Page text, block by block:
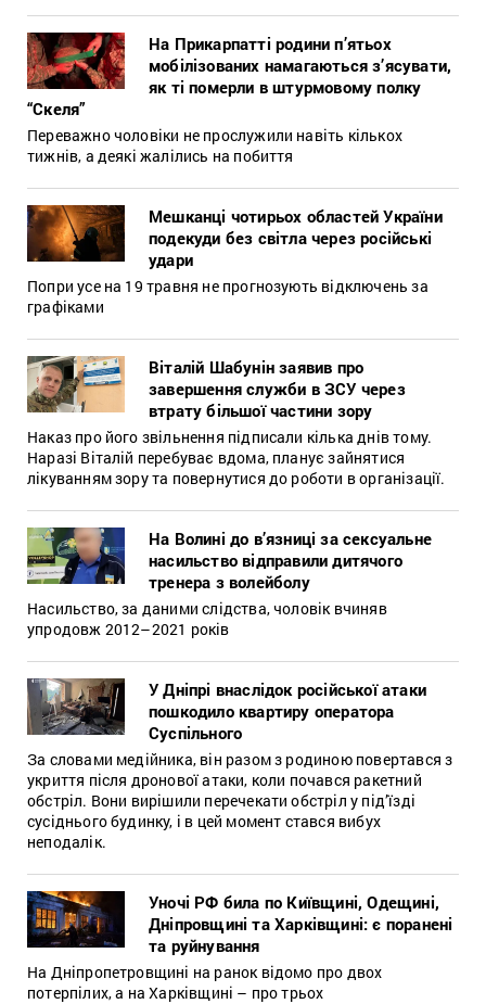
На Прикарпатті родини п’ятьох
мобілізованих намагаються з’ясувати,
як ті померли в штурмовому полку
“Скеля”
Переважно чоловіки не прослужили навіть кількох
тижнів, а деякі жалілись на побиття
Мешканці чотирьох областей України
подекуди без світла через російські
удари
Попри усе на 19 травня не прогнозують відключень за
графіками
Віталій Шабунін заявив про
завершення служби в ЗСУ через
втрату більшої частини зору
Наказ про його звільнення підписали кілька днів тому.
Наразі Віталій перебуває вдома, планує зайнятися
лікуванням зору та повернутися до роботи в організації.
На Волині до в’язниці за сексуальне
насильство відправили дитячого
тренера з волейболу
Насильство, за даними слідства, чоловік вчиняв
упродовж 2012–2021 років
У Дніпрі внаслідок російської атаки
пошкодило квартиру оператора
Суспільного
За словами медійника, він разом з родиною повертався з
укриття після дронової атаки, коли почався ракетний
обстріл. Вони вирішили перечекати обстріл у під’їзді
сусіднього будинку, і в цей момент стався вибух
неподалік.
Уночі РФ била по Київщині, Одещині,
Дніпровщині та Харківщині: є поранені
та руйнування
На Дніпропетровщині на ранок відомо про двох
потерпілих, а на Харківщині – про трьох